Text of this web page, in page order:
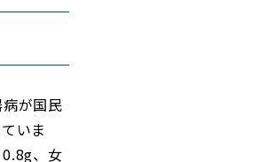
が国民
いま
、女